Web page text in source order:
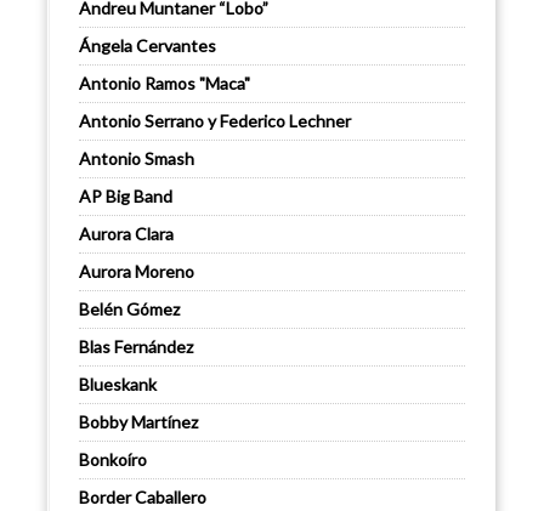
Andreu Muntaner “Lobo”
Ángela Cervantes
Antonio Ramos "Maca"
Antonio Serrano y Federico Lechner
Antonio Smash
AP Big Band
Aurora Clara
Aurora Moreno
Belén Gómez
Blas Fernández
Blueskank
Bobby Martínez
Bonkoíro
Border Caballero